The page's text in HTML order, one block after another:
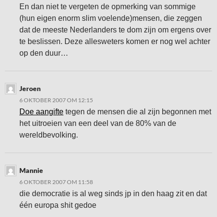
En dan niet te vergeten de opmerking van sommige
(hun eigen enorm slim voelende)mensen, die zeggen
dat de meeste Nederlanders te dom zijn om ergens over
te beslissen. Deze allesweters komen er nog wel achter
op den duur…
Jeroen
6 OKTOBER 2007 OM 12:15
Doe aangifte tegen de mensen die al zijn begonnen met
het uitroeien van een deel van de 80% van de
wereldbevolking.
Mannie
6 OKTOBER 2007 OM 11:58
die democratie is al weg sinds jp in den haag zit en dat
één europa shit gedoe